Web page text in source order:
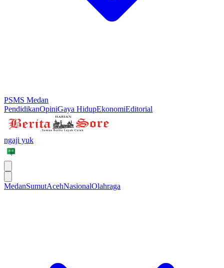
PSMS Medan
PendidikanOpiniGaya HidupEkonomiEditorial
ngaji yuk
MedanSumutAcehNasionalOlahraga